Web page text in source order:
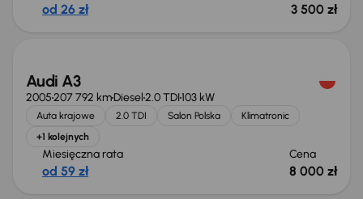
od 26 zł 3 500 zł
Audi A3
2005207 792 kmDiesel2.0 TDI103 kW
Auta krajowe 2.0 TDI Salon Polska
Klimatronic
+1 kolejnych
Miesięczna rata
od 59 zł
Cena
8 000 zł
Taniej o 4 000 zł